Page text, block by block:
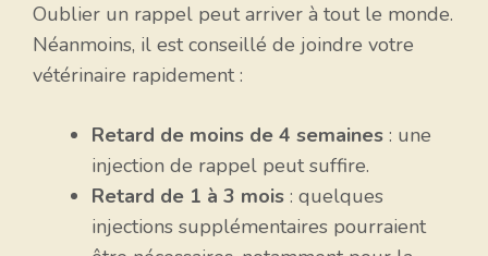
Oublier un rappel peut arriver à tout le monde.
Néanmoins, il est conseillé de joindre votre
vétérinaire rapidement :
Retard de moins de 4 semaines : une
injection de rappel peut suffire.
Retard de 1 à 3 mois : quelques
injections supplémentaires pourraient